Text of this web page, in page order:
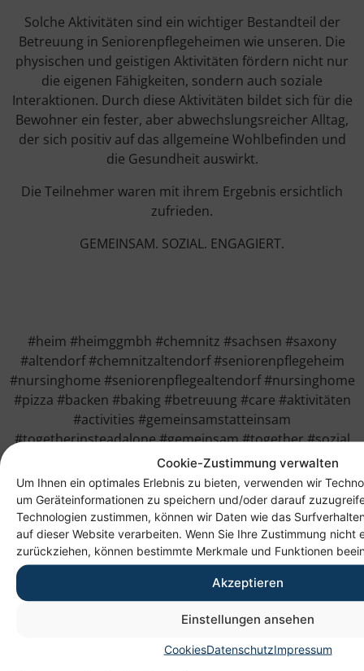
Cookie-Zustimmung verwalten
Um Ihnen ein optimales Erlebnis zu bieten, verwenden wir
um Geräteinformationen zu speichern und/oder darauf
Technologien zustimmen, können wir Daten wie das
auf dieser Website verarbeiten. Wenn Sie Ihre Zustimmung nicht
zurückziehen, können bestimmte Merkmale und Funktionen
Akzeptieren
Einstellungen ansehen
CookiesDatenschutzImpressum
Solche Aktivitäten sind ein wichtiger Bestandteil der
Betreuung in Seniorenpflegeheimen wie unseren. Die
physischen und geistigen Aktivitäten fördern nicht nur
die eigenen Fähigkeiten, sondern auch soziale
Interaktionen. Durch diese Aktivitäten bildet sich für die
Bewohner ein fester, aber abwechslungsreicher Alltag,
der sich positiv auf das allgemeine Wohlbefinden und
die Gesundheit auswirkt.
Die Teilnehmer waren mit ihrem Ergebnis ersichtlich
zufrieden.
GEMEINSAM. SOZIAL. ENGAGIERT.
#heim #heimggmbh #chemnitz #sachsen #saxony
#altendorf #chemnitzaltendorf #seniorenpflegeheim
#nursinghome #seniorenpflegealtendorf #nursinghome
#pizza #backen #baking #betreuung #care #aktivitäten
#activities #gemeinsamstatteinsam
#togetherinsteadalone #gemeinsam #together #sozial
#social #engagiert #committed